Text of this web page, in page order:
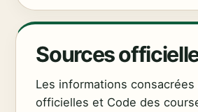
Sources
Les informations
officielles et Code des